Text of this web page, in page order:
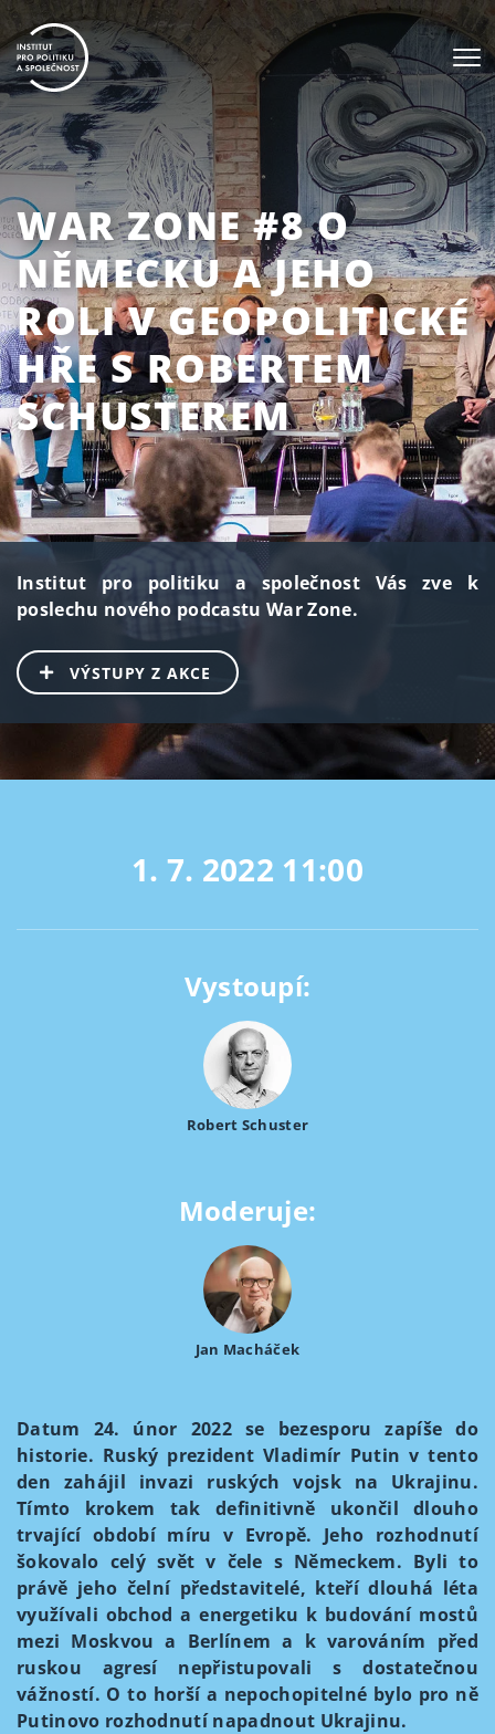
WAR ZONE #8 O
NĚMECKU A JEHO
ROLI V GEOPOLITICKÉ
HŘE S ROBERTEM
SCHUSTEREM
Institut pro politiku a společnost Vás zve k
poslechu nového podcastu War Zone.
VÝSTUPY Z AKCE
1. 7. 2022 11:00
Vystoupí:
Robert Schuster
Moderuje:
Jan Macháček
Datum 24. únor 2022 se bezesporu zapíše do
historie. Ruský prezident Vladimír Putin v tento
den zahájil invazi ruských vojsk na Ukrajinu.
Tímto krokem tak definitivně ukončil dlouho
trvající období míru v Evropě. Jeho rozhodnutí
šokovalo celý svět v čele s Německem. Byli to
právě jeho čelní představitelé, kteří dlouhá léta
využívali obchod a energetiku k budování mostů
mezi Moskvou a Berlínem a k varováním před
ruskou agresí nepřistupovali s dostatečnou
vážností. O to horší a nepochopitelné bylo pro ně
Putinovo rozhodnutí napadnout Ukrajinu.